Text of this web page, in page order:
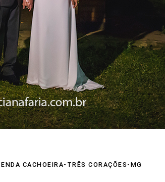
CACHOEIRA-TRÊS CORAÇÕES-MG